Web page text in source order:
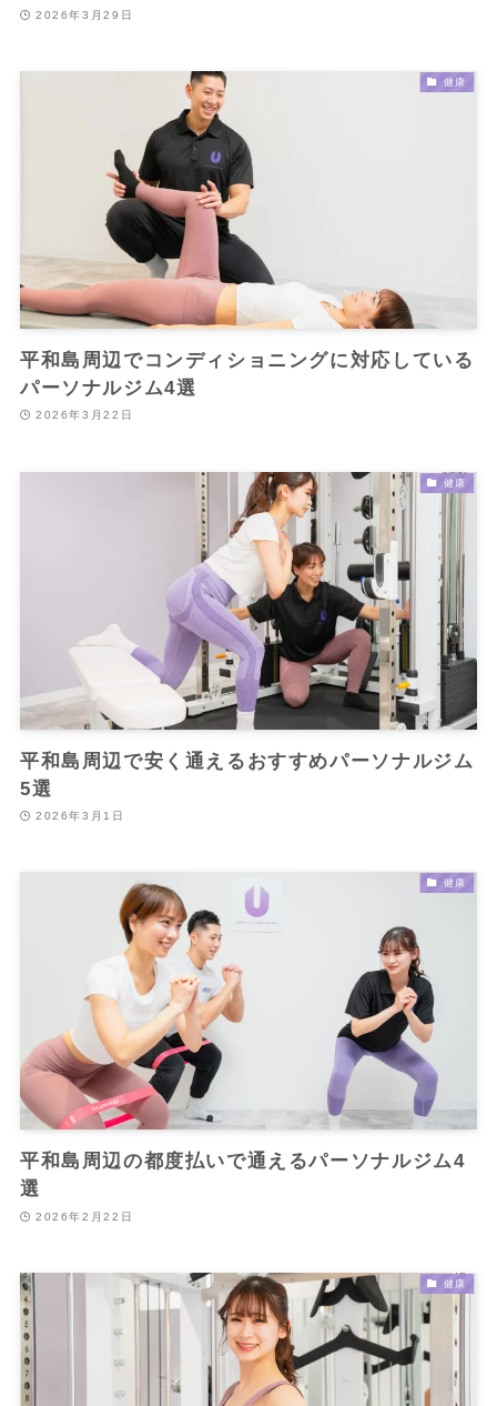
2026年3月29日
健康
平和島周辺でコンディショニングに対応している
パーソナルジム4選
2026年3月22日
健康
平和島周辺で安く通えるおすすめパーソナルジム
5選
2026年3月1日
健康
平和島周辺の都度払いで通えるパーソナルジム4
選
2026年2月22日
健康